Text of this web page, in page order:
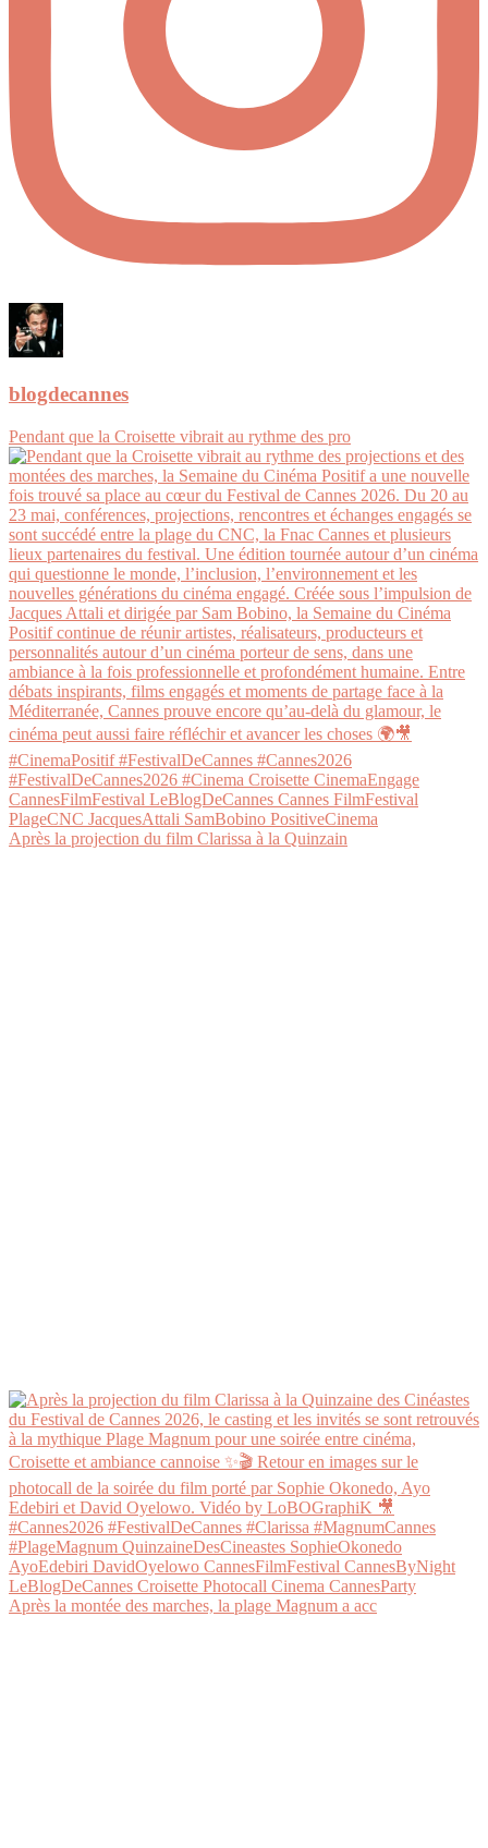
blogdecannes
Pendant que la Croisette vibrait au rythme des pro
Après la projection du film Clarissa à la Quinzain
Après la montée des marches, la plage Magnum a acc